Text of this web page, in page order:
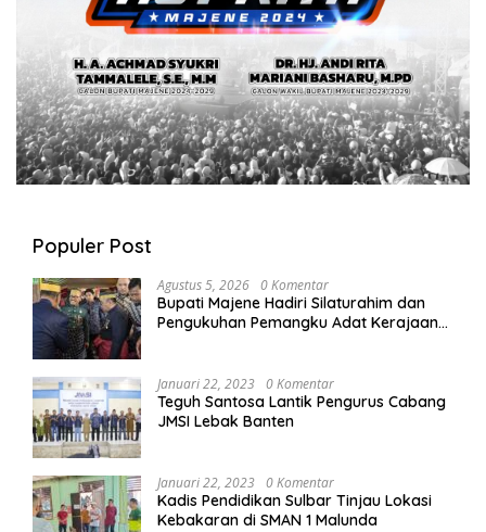
Populer Post
Agustus 5, 2026 0 Komentar
Bupati Majene Hadiri Silaturahim dan
Pengukuhan Pemangku Adat Kerajaan
Januari 22, 2023 0 Komentar
Teguh Santosa Lantik Pengurus Cabang
JMSI Lebak Banten
Januari 22, 2023 0 Komentar
Kadis Pendidikan Sulbar Tinjau Lokasi
Kebakaran di SMAN 1 Malunda